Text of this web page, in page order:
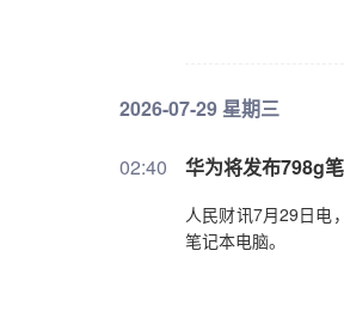
2026-07-29 星期三
02:40 华为将发布798g
人民财讯7月29日电
笔记本电脑。